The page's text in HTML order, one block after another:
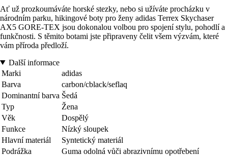
Ať už prozkoumáváte horské stezky, nebo si užíváte procházku v
národním parku, hikingové boty pro ženy adidas Terrex Skychaser
AX5 GORE-TEX jsou dokonalou volbou pro spojení stylu, pohodlí a
funkčnosti. S těmito botami jste připraveny čelit všem výzvám, které
vám příroda předloží.
Další informace
Marki
adidas
Barva
carbon/cblack/seflaq
Dominantní barva Šedá
Typ
Žena
Věk
Dospělý
Funkce
Nízký sloupek
Hlavní materiál
Syntetický materiál
Podrážka
Guma odolná vůči abrazivnímu opotřebení